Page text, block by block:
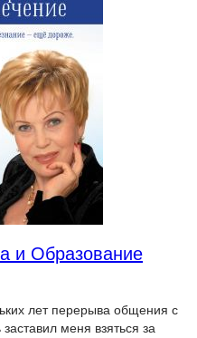
и Образование
лет перерыва общения с
меня взяться за